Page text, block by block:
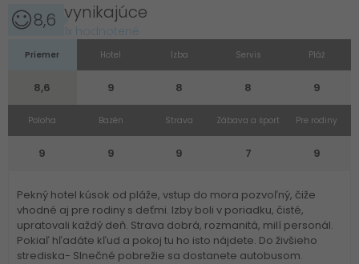
8,6 vynikajúce
1x hodnotené
Priemer
8,6
Hotel
9
Izba
8
Servis
8
Pláž
9
Poloha
9
Bazén
9
Strava
9
Zábava a šport
7
Pre rodiny
9
Pekný hotel kúsok od pláže, vstup do mora pozvoľný, čiže
vhodné aj pre rodiny s deťmi. Izby boli v poriadku, čisté,
upratovali každý deň. Strava dobrá, rozmanitá, milí personál.
Pokiaľ hľadáte kľud a pokoj tu ho isto nájdete. Do živšieho
strediska- Slnečné pobrežie sa dostanete autobusom.